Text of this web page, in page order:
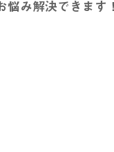
悩み解決できます